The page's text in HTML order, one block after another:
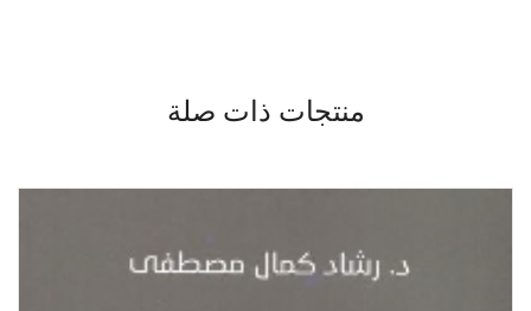
منتجات ذات صلة